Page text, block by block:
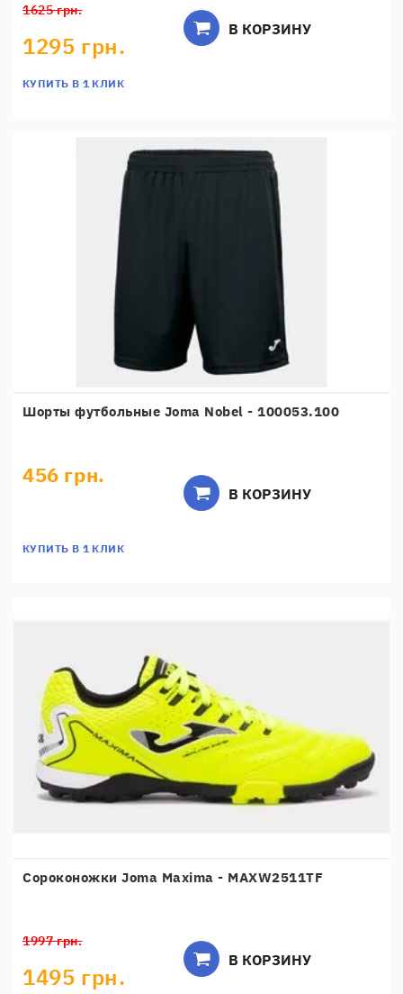
1625 грн.
1295 грн.
КУПИТЬ В 1 КЛИК
В КОРЗИНУ
Шорты футбольные Joma Nobel - 100053.100
456 грн.
КУПИТЬ В 1 КЛИК
В КОРЗИНУ
Сороконожки Joma Maxima - MAXW2511TF
1997 грн.
1495 грн.
В КОРЗИНУ